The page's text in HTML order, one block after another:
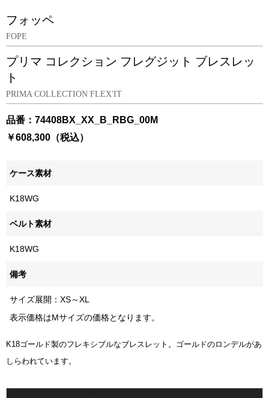
フォッペ
FOPE
プリマ コレクション フレグジット ブレスレッ
ト
PRIMA COLLECTION FLEX'IT
品番：74408BX_XX_B_RBG_00M
￥608,300（税込）
ケース素材
K18WG
ベルト素材
K18WG
備考
サイズ展開：XS～XL
表示価格はMサイズの価格となります。
K18ゴールド製のフレキシブルなブレスレット。ゴールドのロンデルがあ
しらわれています。